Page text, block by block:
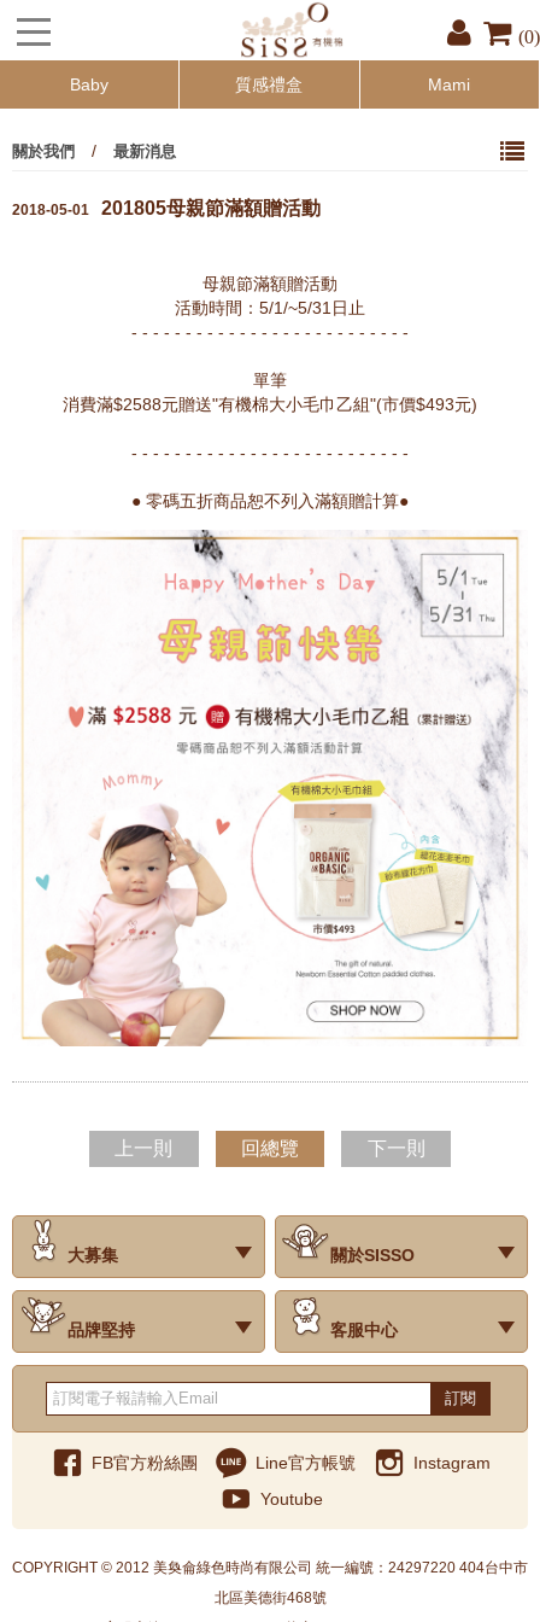
(0)
Baby 質感禮盒 Mami
關於我們 / 最新消息
2018-05-01 201805母親節滿額贈活動
母親節滿額贈活動
活動時間：5/1/~5/31日止
- - - - - - - - - - - - - - - - - - - - - - - - - -
單筆
消費滿$2588元贈送"有機棉大小毛巾乙組"(市價$493元)
- - - - - - - - - - - - - - - - - - - - - - - - - -
● 零碼五折商品恕不列入滿額贈計算●
上一則 回總覽 下一則
大募集
‧試用評價
關於SISSO
‧公司簡介
‧品牌故事
‧會員辨法
‧最新消息
‧門市據點
‧公益捐款
品牌堅持
‧關於有機棉
‧有機棉製品洗滌方式
‧Baby搭配小常識
‧品牌堅持
‧國際認證
客服中心
‧常見問題
‧客服信箱
‧購物說明
‧訂單查詢
‧網站導覽
‧得獎名單
‧隱私權聲明
‧版權聲明
‧海外配送服務
‧反詐騙宣導
‧紅利點數說明
訂閱
FB官方粉絲團 Line官方帳號
Instagram
Youtube
COPYRIGHT © 2012 美奐侖綠色時尚有限公司 統一編號：24297220 404台中市
北區美德街468號